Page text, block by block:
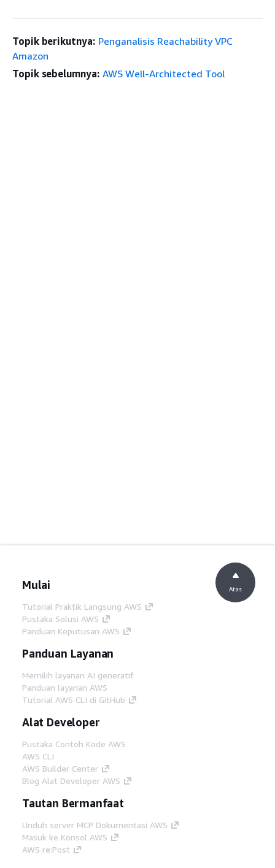
Topik berikutnya: Penganalisis Reachability VPC
Amazon
Topik sebelumnya: AWS Well-Architected Tool
Mulai
Tutorial Praktik Langsung AWS
Pustaka Solusi AWS
Panduan Keputusan AWS
Panduan Layanan
Memilih layanan AI generatif
Panduan layanan AWS
Tutorial AWS CLI di GitHub
Alat Developer
Pustaka Contoh Kode AWS
AWS CLI
AWS Builder Center
Blog Alat Developer AWS
Tautan Bermanfaat
Unduh server MCP Dokumentasi AWS
Masuk ke Konsol AWS
AWS re:Post
Atas